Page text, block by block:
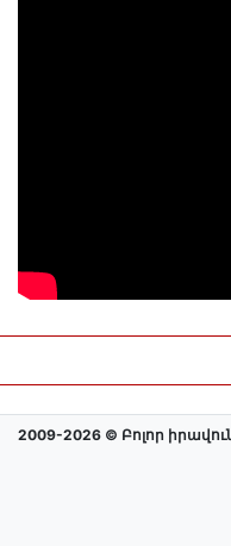
2009-2026 © Բոլոր